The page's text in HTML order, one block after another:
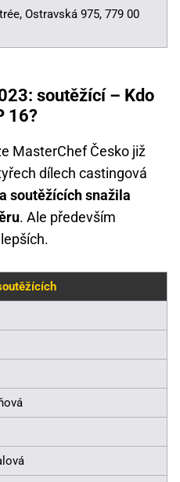
Ostravská 975, 779 00
soutěžící – Kdo
16?
MasterChef Česko již
dílech castingová
soutěžících snažila
. Ale především